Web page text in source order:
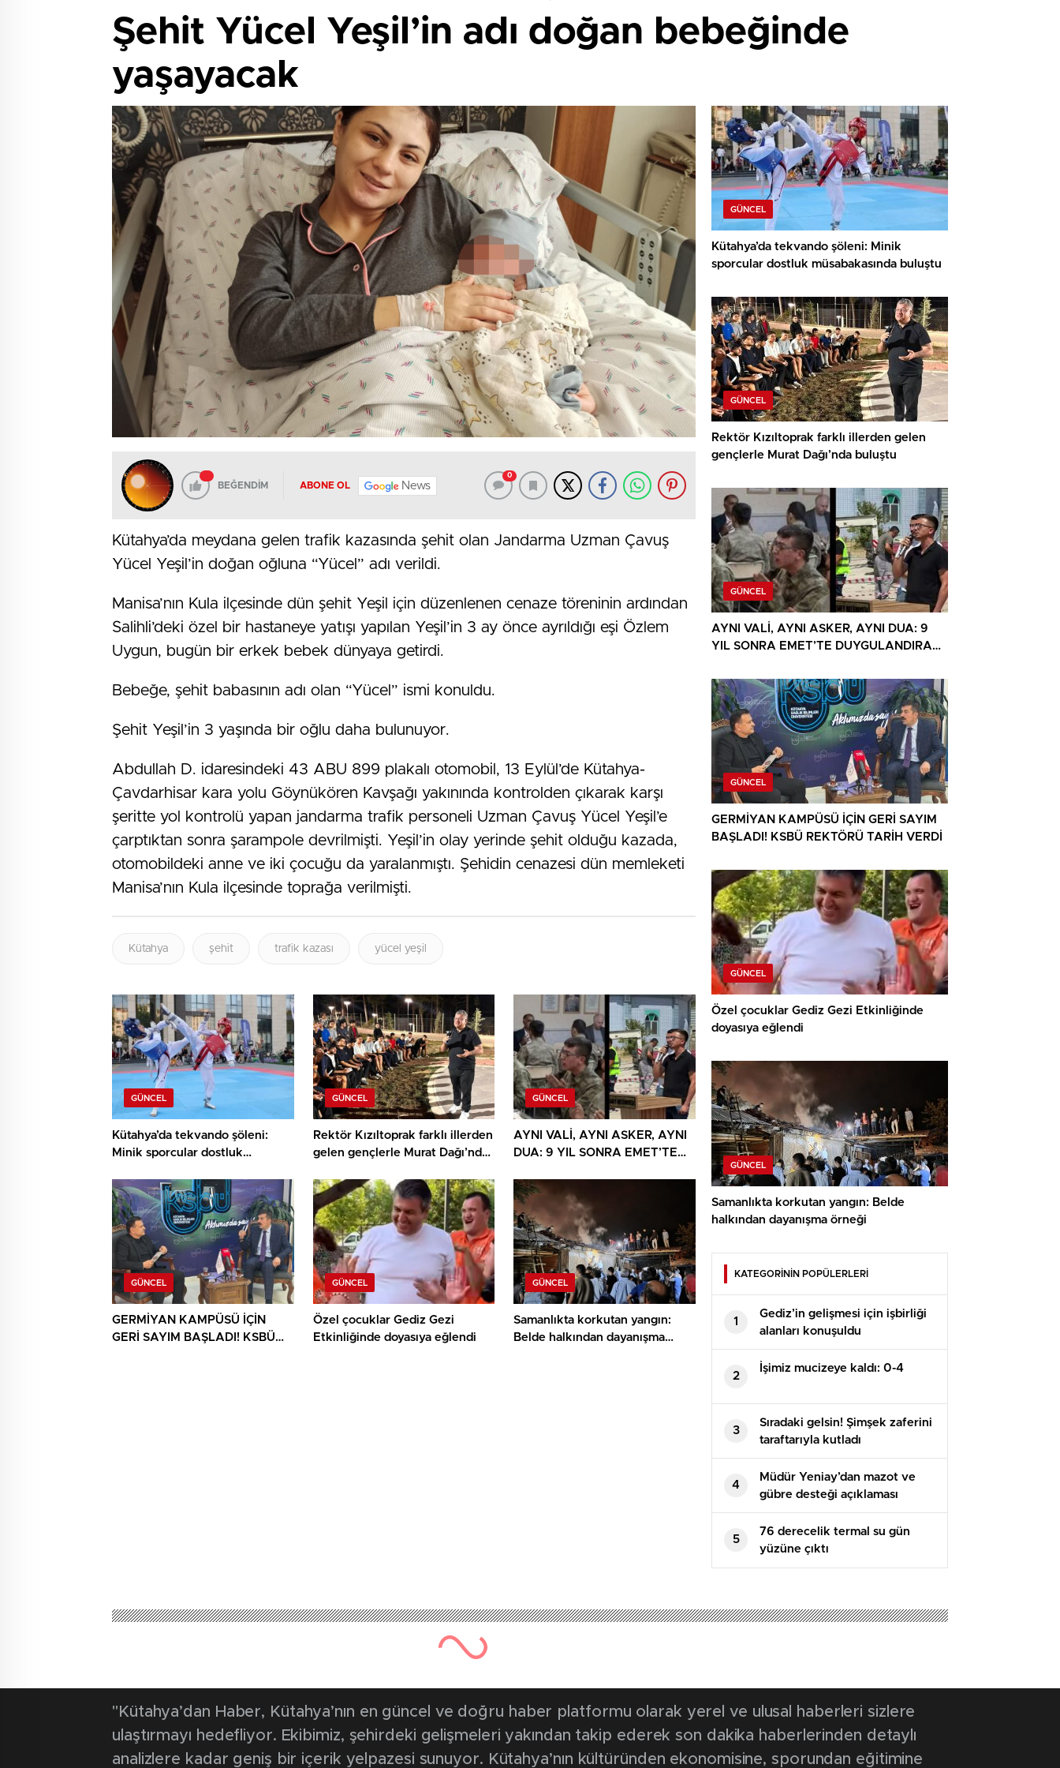
Şehit Yücel Yeşil’in adı doğan bebeğinde
yaşayacak
BEĞENDİM ABONE OL News
0
Kütahya’da meydana gelen trafik kazasında şehit olan Jandarma Uzman Çavuş
Yücel Yeşil’in doğan oğluna “Yücel” adı verildi.
Manisa’nın Kula ilçesinde dün şehit Yeşil için düzenlenen cenaze töreninin ardından
Salihli’deki özel bir hastaneye yatışı yapılan Yeşil’in 3 ay önce ayrıldığı eşi Özlem
Uygun, bugün bir erkek bebek dünyaya getirdi.
Bebeğe, şehit babasının adı olan “Yücel” ismi konuldu.
Şehit Yeşil’in 3 yaşında bir oğlu daha bulunuyor.
Abdullah D. idaresindeki 43 ABU 899 plakalı otomobil, 13 Eylül’de Kütahya-
Çavdarhisar kara yolu Göynükören Kavşağı yakınında kontrolden çıkarak karşı
şeritte yol kontrolü yapan jandarma trafik personeli Uzman Çavuş Yücel Yeşil’e
çarptıktan sonra şarampole devrilmişti. Yeşil’in olay yerinde şehit olduğu kazada,
otomobildeki anne ve iki çocuğu da yaralanmıştı. Şehidin cenazesi dün memleketi
Manisa’nın Kula ilçesinde toprağa verilmişti.
Kütahya şehit trafik kazası yücel yeşil
GÜNCEL
Kütahya’da tekvando şöleni:
Minik sporcular dostluk
GÜNCEL
Rektör Kızıltoprak farklı illerden
gelen gençlerle Murat Dağı’nda
GÜNCEL
AYNI VALİ, AYNI ASKER, AYNI
DUA: 9 YIL SONRA EMET’TE
GÜNCEL
GERMİYAN KAMPÜSÜ İÇİN
GERİ SAYIM BAŞLADI! KSBÜ
GÜNCEL
Özel çocuklar Gediz Gezi
Etkinliğinde doyasıya eğlendi
GÜNCEL
Samanlıkta korkutan yangın:
Belde halkından dayanışma
GÜNCEL
Kütahya’da tekvando şöleni: Minik
sporcular dostluk müsabakasında buluştu
GÜNCEL
Rektör Kızıltoprak farklı illerden gelen
gençlerle Murat Dağı’nda buluştu
GÜNCEL
AYNI VALİ, AYNI ASKER, AYNI DUA: 9
YIL SONRA EMET’TE DUYGULANDIRAN
GÜNCEL
GERMİYAN KAMPÜSÜ İÇİN GERİ SAYIM
BAŞLADI! KSBÜ REKTÖRÜ TARİH VERDİ
GÜNCEL
Özel çocuklar Gediz Gezi Etkinliğinde
doyasıya eğlendi
GÜNCEL
Samanlıkta korkutan yangın: Belde
halkından dayanışma örneği
KATEGORİNİN POPÜLERLERİ
1
Gediz’in gelişmesi için işbirliği
alanları konuşuldu
2
İşimiz mucizeye kaldı: 0-4
3
Sıradaki gelsin! Şimşek zaferini
taraftarıyla kutladı
4
Müdür Yeniay’dan mazot ve
gübre desteği açıklaması
5
76 derecelik termal su gün
yüzüne çıktı
1029 kez okunmuştur
Uzmanından uyarı: ‘7.1 büyüklüğünde
deprem riski var’